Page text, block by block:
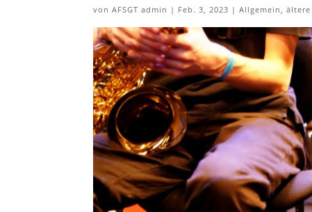
vonAFSGT admin | Feb. 3, 2023 |Allgemein,